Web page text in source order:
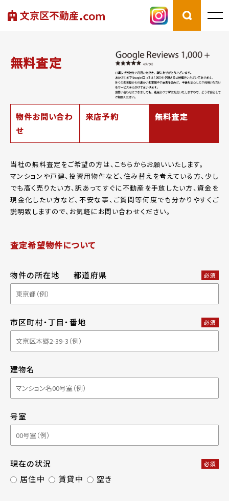
無料査定
物件お問い合わ
せ
来店予約 無料査定
当社の無料査定をご希望の方は、こちらからお願いいたします。
マンションや戸建、投資用物件など、住み替えを考えている方、少し
でも高く売りたい方、訳あってすぐに不動産を手放したい方、資金を
現金化したい方など、 不安な事、ご質問等何度でも分かりやすくご
説明致しますので、お気軽にお問い合わせください。
査定希望物件について
物件の所在地 都道府県 必須
市区町村・丁目・番地 必須
建物名
号室
現在の状況 必須
居住中 賃貸中 空き